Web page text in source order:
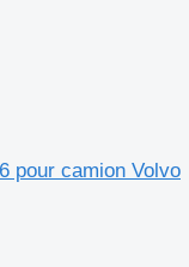
pour camion Volvo